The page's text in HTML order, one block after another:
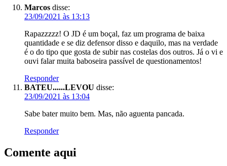
Marcos disse:
23/09/2021 às 13:13
Rapazzzzz! O JD é um boçal, faz um programa de baixa
quantidade e se diz defensor disso e daquilo, mas na verdade
é o do tipo que gosta de subir nas costelas dos outros. Já o vi e
ouvi falar muita baboseira passível de questionamentos!
Responder
BATEU......LEVOU disse:
23/09/2021 às 13:04
Sabe bater muito bem. Mas, não aguenta pancada.
Responder
Comente aqui